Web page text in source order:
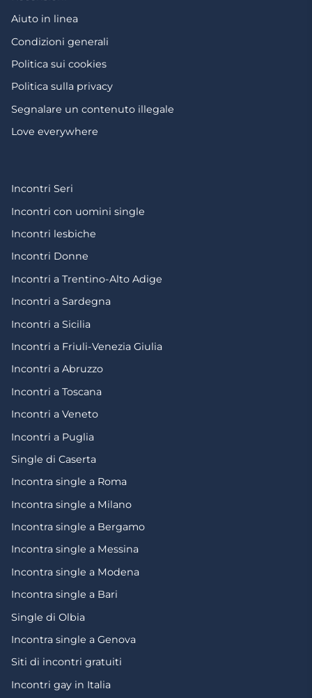
Aiuto in linea
Condizioni generali
Politica sui cookies
Politica sulla privacy
Segnalare un contenuto illegale
Love everywhere
Incontri Seri
Incontri con uomini single
Incontri lesbiche
Incontri Donne
Incontri a Trentino-Alto Adige
Incontri a Sardegna
Incontri a Sicilia
Incontri a Friuli-Venezia Giulia
Incontri a Abruzzo
Incontri a Toscana
Incontri a Veneto
Incontri a Puglia
Single di Caserta
Incontra single a Roma
Incontra single a Milano
Incontra single a Bergamo
Incontra single a Messina
Incontra single a Modena
Incontra single a Bari
Single di Olbia
Incontra single a Genova
Siti di incontri gratuiti
Incontri gay in Italia